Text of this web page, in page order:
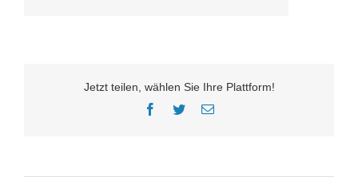
Jetzt teilen, wählen Sie Ihre Plattform!
Facebook
TwitterE-